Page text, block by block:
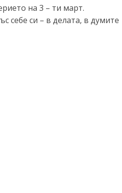
на 3 – ти март.
себе си – в делата, в думите